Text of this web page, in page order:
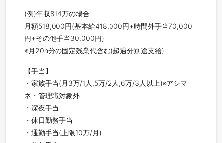
(例)年収814万の場合
月額518,000円(基本給418,000円+時間外手当70,000
円+その他手当30,000円)
※月20h分の固定残業代含む(超過分別途支給)
【手当】
・家族手当(月3万/1人,5万/2人,6万/3人以上)※アシマ
ネ・管理職対象外
・深夜手当
・休日勤務手当
・通勤手当(上限10万/月)